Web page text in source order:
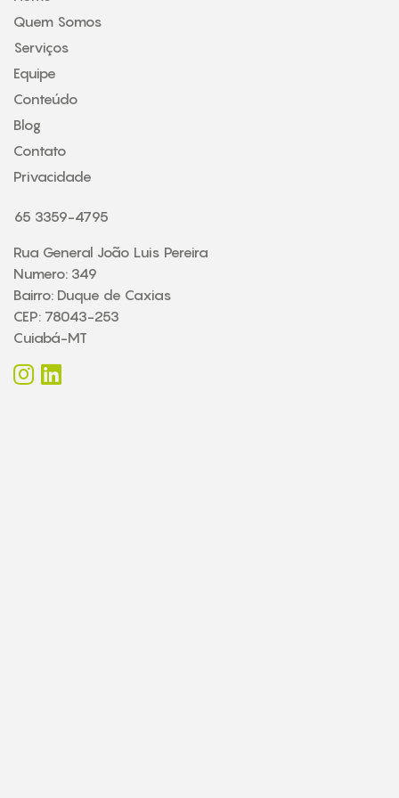
Quem Somos
Serviços
Equipe
Conteúdo
Blog
Contato
Privacidade
65 3359-4795
Rua General João Luis Pereira
Numero: 349
Bairro: Duque de Caxias
CEP: 78043-253
Cuiabá-MT